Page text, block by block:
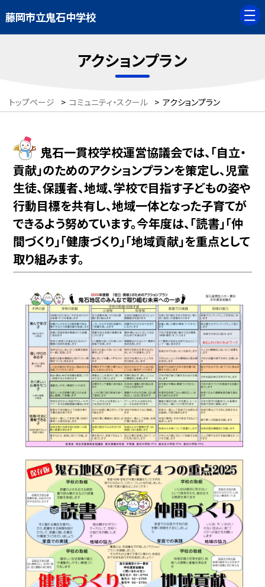
藤岡市立鬼石中学校
アクションプラン
トップページ > コミュニティ・スクール > アクションプラン
鬼石一貫校学校運営協議会では、「自立・
貢献」のためのアクションプランを策定し、児童
生徒、保護者、地域、学校で目指す子どもの姿や
行動目標を共有し、地域一体となった子育てが
できるよう努めています。今年度は、「読書」「仲
間づくり」「健康づくり」「地域貢献」を重点として
取り組みます。